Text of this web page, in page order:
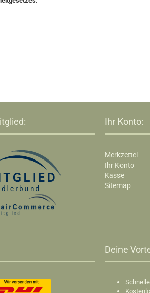
Ihr Konto:
Merkzettel
Ihr Konto
Kasse
Sitemap
Deine